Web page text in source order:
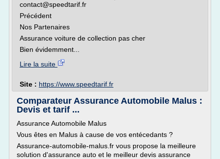
contact@speedtarif.fr
Précédent
Nos Partenaires
Assurance voiture de collection pas cher
Bien évidemment...
Lire la suite
Site : https://www.speedtarif.fr
Comparateur Assurance Automobile Malus :
Devis et tarif ...
Assurance Automobile Malus
Vous êtes en Malus à cause de vos entécedants ?
Assurance-automobile-malus.fr vous propose la meilleure
solution d'assurance auto et le meilleur devis assurance